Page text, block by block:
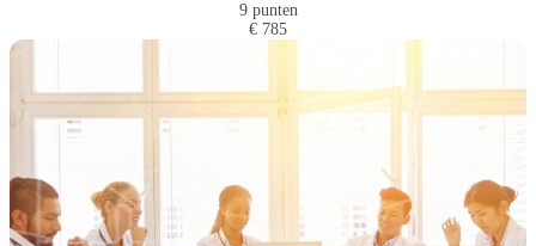
9 punten
€ 785